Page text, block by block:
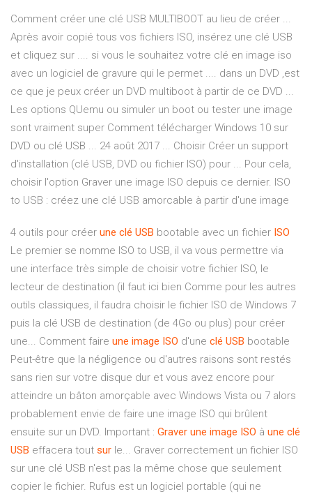
Comment créer une clé USB MULTIBOOT au lieu de créer ...
Après avoir copié tous vos fichiers ISO, insérez une clé USB
et cliquez sur .... si vous le souhaitez votre clé en image iso
avec un logiciel de gravure qui le permet .... dans un DVD ,est
ce que je peux créer un DVD multiboot à partir de ce DVD ...
Les options QUemu ou simuler un boot ou tester une image
sont vraiment super Comment télécharger Windows 10 sur
DVD ou clé USB ... 24 août 2017 ... Choisir Créer un support
d'installation (clé USB, DVD ou fichier ISO) pour ... Pour cela,
choisir l'option Graver une image ISO depuis ce dernier. ISO
to USB : créez une clé USB amorcable à partir d'une image
4 outils pour créer une clé USB bootable avec un fichier ISO
Le premier se nomme ISO to USB, il va vous permettre via
une interface très simple de choisir votre fichier ISO, le
lecteur de destination (il faut ici bien Comme pour les autres
outils classiques, il faudra choisir le fichier ISO de Windows 7
puis la clé USB de destination (de 4Go ou plus) pour créer
une... Comment faire une image ISO d'une clé USB bootable
Peut-être que la négligence ou d'autres raisons sont restés
sans rien sur votre disque dur et vous avez encore pour
atteindre un bâton amorçable avec Windows Vista ou 7 alors
probablement envie de faire une image ISO qui brûlent
ensuite sur un DVD. Important : Graver une image ISO à une clé
USB effacera tout sur le... Graver correctement un fichier ISO
sur une clé USB n'est pas la même chose que seulement
copier le fichier. Rufus est un logiciel portable (qui ne